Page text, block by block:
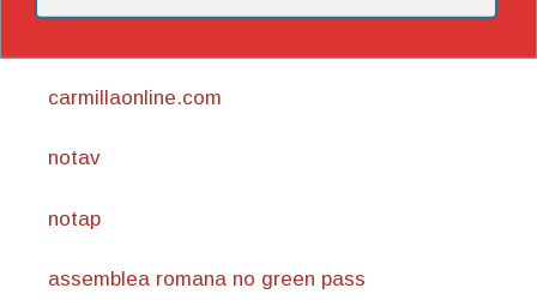
https://nicomaccentelli.substack.com/
carmillaonline.com
notav
notap
assemblea romana no green pass